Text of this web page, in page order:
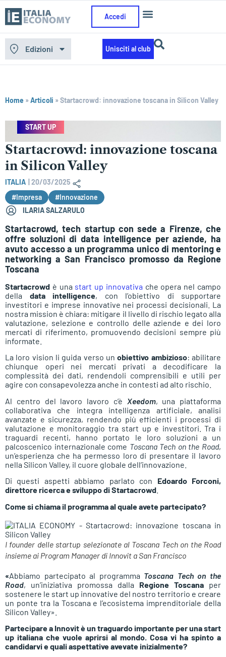
Accedi
Edizioni Unisciti al club
Home »Articoli »Startacrowd: innovazione toscana in Silicon Valley
START UP
Startacrowd: innovazione toscana
in Silicon Valley
ITALIA
20/03/2025
#Impresa
#Innovazione
ILARIA SALZARULO
Startacrowd, tech startup con sede a Firenze, che
offre soluzioni di data intelligence per aziende, ha
avuto accesso a un programma unico di mentoring e
networking a San Francisco promosso da Regione
Toscana
Startacrowd è una start up innovativa che opera nel campo
della data intelligence, con l’obiettivo di supportare
investitori e imprese innovative nei processi decisionali. La
nostra mission è chiara: mitigare il livello di rischio legato alla
valutazione, selezione e controllo delle aziende e dei loro
mercati di riferimento, promuovendo decisioni sempre più
informate.
La loro vision li guida verso unobiettivo ambizioso: abilitare
chiunque operi nei mercati privati a decodificare la
complessità dei dati, rendendoli comprensibili e utili per
agire con consapevolezza anche in contesti ad alto rischio.
Al centro del lavoro lavoro c’è Xeedom, una piattaforma
collaborativa che integra intelligenza artificiale, analisi
avanzate e sicurezza, rendendo più efficienti i processi di
valutazione e monitoraggio tra start up e investitori. Tra i
traguardi recenti, hanno portato le loro soluzioni a un
palcoscenico internazionale come Toscana Tech on the Road,
un’esperienza che ha permesso loro di presentare il lavoro
nella Silicon Valley, il cuore globale dell’innovazione.
Di questi aspetti abbiamo parlato con Edoardo Forconi,
direttore ricerca e sviluppo di Startacrowd
Come si chiama il programma al quale avete partecipato?
I founder delle startup selezionate al Toscana Tech on the Road
insieme ai Program Manager di Innovit a San Francisco
«Abbiamo partecipato al programma Toscana Tech on the
Road, un’iniziativa promossa dalla Regione Toscana per
sostenere le start up innovative del nostro territorio e creare
un ponte tra la Toscana e l’ecosistema imprenditoriale della
Silicon Valley».
Partecipare a Innovit è un traguardo importante per una start
up italiana che vuole aprirsi al mondo. Cosa vi ha spinto a
candidarvi e quali aspettative avevate inizialmente?